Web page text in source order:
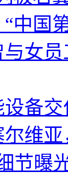
中国
女
备
维
节